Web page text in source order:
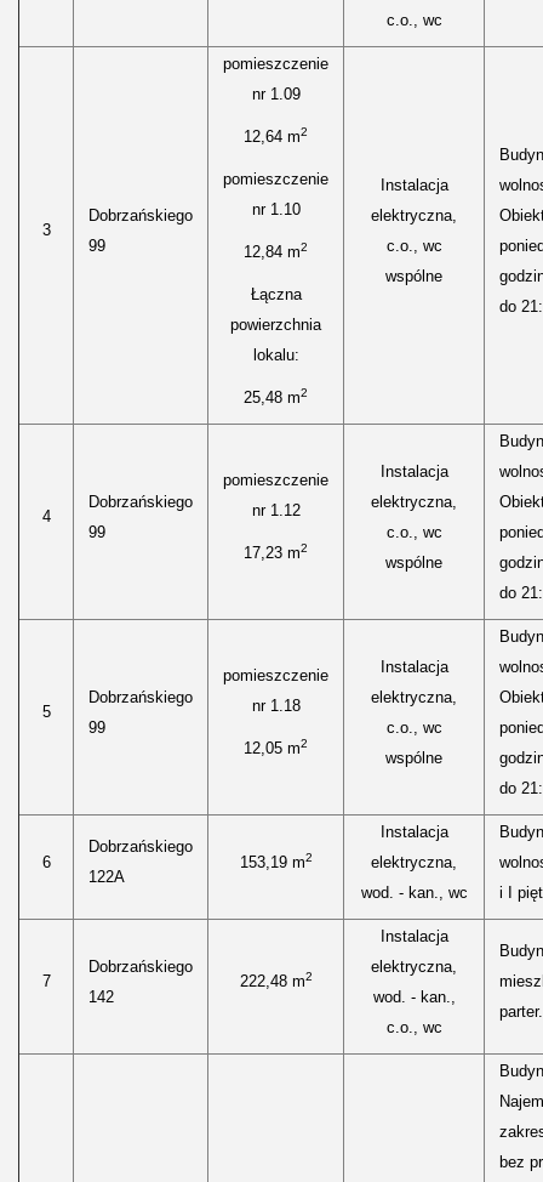
c.o., wc
3
Dobrzańskiego
99
pomieszczenie
nr 1.09
12,64 m2
pomieszczenie
nr 1.10
12,84 m2
Łączna
powierzchnia
lokalu:
25,48 m2
Instalacja
elektryczna,
c.o., wc
wspólne
do
4
Dobrzańskiego
99
pomieszczenie
nr 1.12
17,23 m2
Instalacja
elektryczna,
c.o., wc
wspólne
do
5
Dobrzańskiego
99
pomieszczenie
nr 1.18
12,05 m2
Instalacja
elektryczna,
c.o., wc
wspólne
do
6
Dobrzańskiego
122A
153,19 m2
Instalacja
elektryczna,
wod. - kan., wc
i I
7
Dobrzańskiego
142
222,48 m2
Instalacja
elektryczna,
wod. - kan.,
c.o., wc
parter.
bez